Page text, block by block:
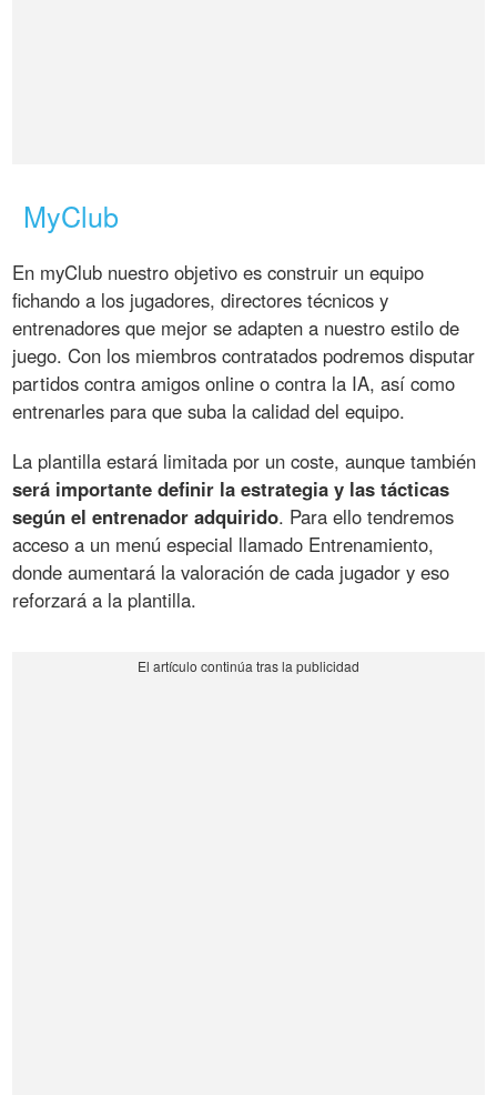
MyClub
En myClub nuestro objetivo es construir un equipo
fichando a los jugadores, directores técnicos y
entrenadores que mejor se adapten a nuestro estilo de
juego. Con los miembros contratados podremos disputar
partidos contra amigos online o contra la IA, así como
entrenarles para que suba la calidad del equipo.
La plantilla estará limitada por un coste, aunque también
será importante definir la estrategia y las tácticas
según el entrenador adquirido. Para ello tendremos
acceso a un menú especial llamado Entrenamiento,
donde aumentará la valoración de cada jugador y eso
reforzará a la plantilla.